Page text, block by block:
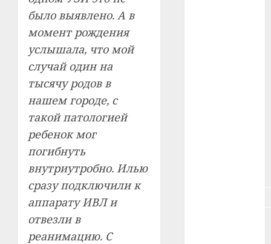
было выявлено. А в
момент рождения
услышала, что мой
случай один на
тысячу родов в
нашем городе, с
такой патологией
ребенок мог
погибнуть
внутриутробно. Илью
сразу подключили к
аппарату ИВЛ и
отвезли в
реанимацию. С